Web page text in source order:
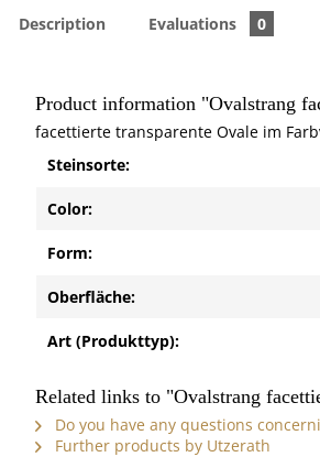
Description Evaluations 0
Product information "Ovalstrang
facettierte transparente Ovale im
Steinsorte:
Color:
Form:
Oberfläche:
Art (Produkttyp):
Related links to "Ovalstrang
Do you have any questions
Further products by Utzerath